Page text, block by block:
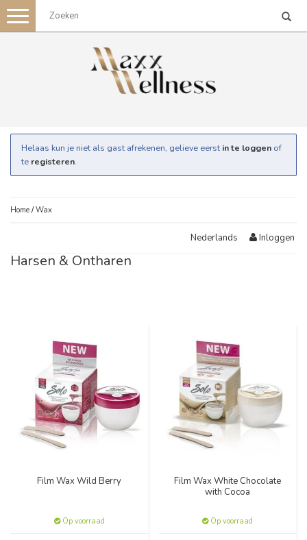
Toggle
navigation
Helaas kun je niet als gast afrekenen, gelieve eerst in te loggen of
te registeren.
Home /Wax
Nederlands Inloggen
Harsen & Ontharen
Film Wax Wild Berry
Op voorraad
Film Wax White Chocolate
with Cocoa
Op voorraad